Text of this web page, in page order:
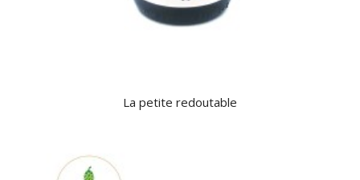
La petite redoutable